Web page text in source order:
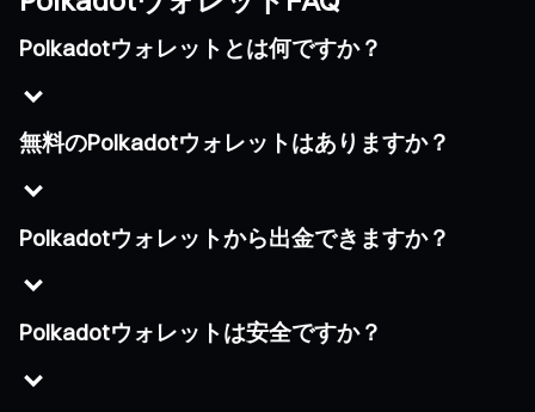
Polkadotウォレットとは何ですか？
無料のPolkadotウォレットはありますか？
Polkadotウォレットから出金できますか？
Polkadotウォレットは安全ですか？